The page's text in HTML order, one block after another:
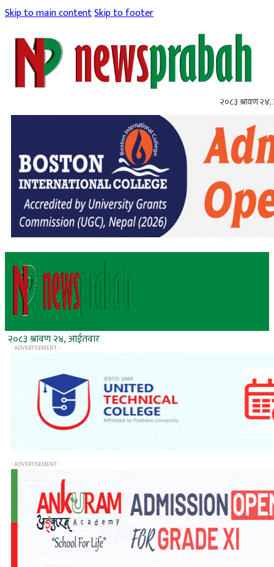
Skip to main contentSkip to footer
२०८३ श्रावण
२०८३ श्रावण २४, आईतवार
- ADVERTISEMENT -
- ADVERTISEMENT -